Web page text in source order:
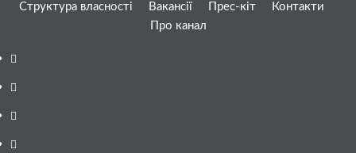
Структура власності
Вакансії Прес-кіт
Контакти
Про канал
Facebook
YouTube
Telegram
Instagram